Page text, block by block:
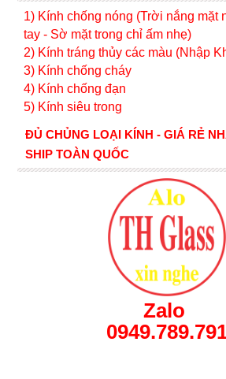
1) Kính chống nóng (Trời nắng mặt
tay - Sờ mặt trong chỉ ấm nhẹ)
2) Kính tráng thủy các màu (Nhập
3) Kính chống cháy
4) Kính chống đạn
5) Kính siêu trong
ĐỦ CHỦNG LOẠI KÍNH - GIÁ RẺ
SHIP TOÀN QUỐC
Zalo